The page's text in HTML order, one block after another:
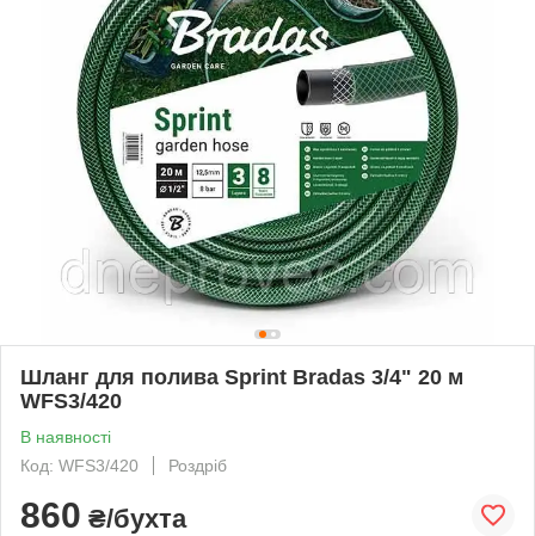
Шланг для полива Sprint Bradas 3/4" 20 м
WFS3/420
В наявності
Код: WFS3/420
Роздріб
860 ₴/бухта